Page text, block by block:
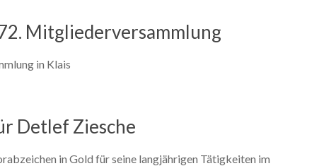
Mitgliederversammlung
in Klais
Detlef Ziesche
in Gold für seine langjährigen Tätigkeiten im